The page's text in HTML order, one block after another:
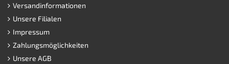
Versandinformationen
Unsere Filialen
Impressum
Zahlungsmöglichkeiten
Unsere AGB